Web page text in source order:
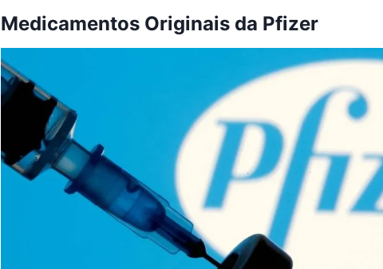
Medicamentos Originais da Pfizer